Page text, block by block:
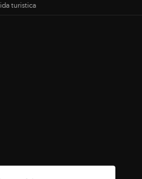
turistica